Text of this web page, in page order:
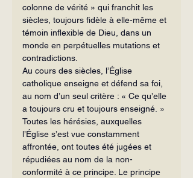
colonne de vérité » qui franchit les
siècles, toujours fidèle à elle-même et
témoin inflexible de Dieu, dans un
monde en perpétuelles mutations et
contradictions.
Au cours des siècles, l’Église
catholique enseigne et défend sa foi,
au nom d’un seul critère : « Ce qu’elle
a toujours cru et toujours enseigné. »
Toutes les hérésies, auxquelles
l’Église s’est vue constamment
affrontée, ont toutes été jugées et
répudiées au nom de la non-
conformité à ce principe. Le principe